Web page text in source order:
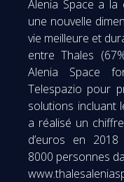
Alenia Space a la
une nouvelle
vie meilleure et
entre Thales
Alenia Space
Telespazio pour
solutions incluant
a réalisé un
d’euros en
8000 personnes